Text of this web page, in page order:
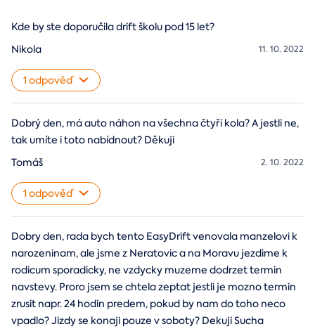
Kde by ste doporučila drift školu pod 15 let?
11. 10. 2022
Nikola
1 odpověď
Dobrý den, má auto náhon na všechna čtyři kola? A jestli ne,
tak umíte i toto nabídnout? Děkuji
2. 10. 2022
Tomáš
1 odpověď
Dobry den, rada bych tento EasyDrift venovala manzelovi k
narozeninam, ale jsme z Neratovic a na Moravu jezdime k
rodicum sporadicky, ne vzdycky muzeme dodrzet termin
navstevy. Proro jsem se chtela zeptat jestli je mozno termin
zrusit napr. 24 hodin predem, pokud by nam do toho neco
vpadlo? Jizdy se konaji pouze v soboty? Dekuji Sucha